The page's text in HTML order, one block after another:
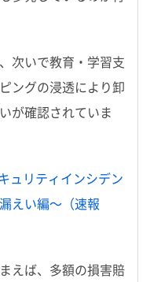
次いで教育・学習支
ングの浸透により卸
が確認されていま
ュリティインシデン
えい編～（速報
えば、多額の損害賠